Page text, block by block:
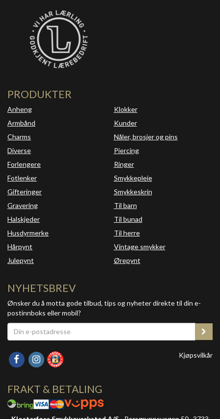
PRODUKTER
Anheng
Armbånd
Charms
Diverse
Forlengere
Fotlenker
Gifteringer
Gravering
Halskjeder
Husdyrmerke
Hårpynt
Julepynt
Klokker
Kunder
Nåler, brosjer og pins
Piercing
Ringer
Smykkepleie
Smykkeskrin
Til barn
Til bunad
Til herre
Vintage smykker
Ørepynt
NYHETSBREV
Ønsker du å motta gode tilbud, tips og nyheter direkte til din e-
postinnboks eller mobil?
Kjøpsvilkår
FRAKT & BETALING